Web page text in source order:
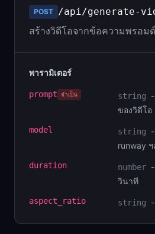
POST /api/generate-
สร้างวิดีโอจากข้อความพรอมต์
พารามิเตอร์
prompt จำเป็น string -
ของวิดีโอ
model string -
runway ฯ
duration number -
วินาที
aspect_ratio string -